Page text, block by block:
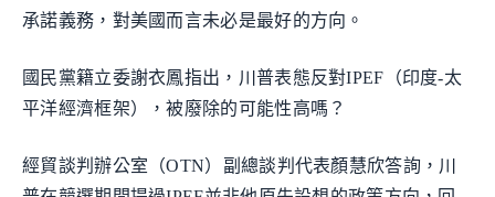
承諾義務，對美國而言未必是最好的方向。
國民黨籍立委謝衣鳳指出，川普表態反對IPEF（印度-太
平洋經濟框架），被廢除的可能性高嗎？
經貿談判辦公室（OTN）副總談判代表顏慧欣答詢，川